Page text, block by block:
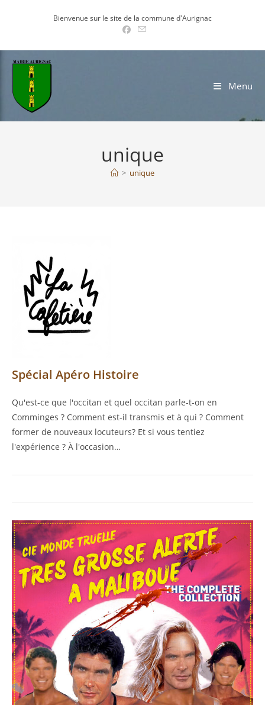
Bienvenue sur le site de la commune d'Aurignac
Menu
unique
> unique
Spécial Apéro Histoire
Qu'est-ce que l'occitan et quel occitan parle-t-on en
Comminges ? Comment est-il transmis et à qui ? Comment
former de nouveaux locuteurs? Et si vous tentiez
l'expérience ? À l'occasion…